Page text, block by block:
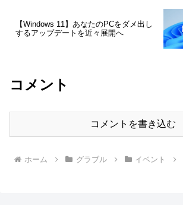
【Windows 11】あなたのPCをダメ出し
するアップデートを近々展開へ
コメント
コメントを書き込む
ホーム グラブル イベント